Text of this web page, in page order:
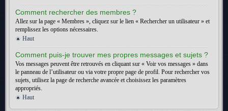
Comment rechercher des membres ?
Allez sur la page « Membres », cliquez sur le lien « Rechercher un utilisateur » et
remplissez les options nécessaires.
Haut
Comment puis-je trouver mes propres messages et sujets ?
Vos messages peuvent être retrouvés en cliquant sur « Voir vos messages » dans
le panneau de l’utilisateur ou via votre propre page de profil. Pour rechercher vos
sujets, utilisez la page de recherche avancée et choisissez les paramètres
appropriés.
Haut